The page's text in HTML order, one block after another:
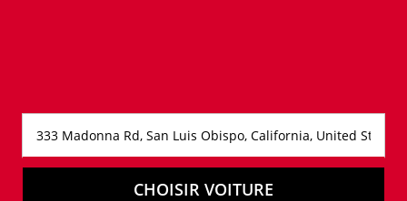
CHOISIR VOITURE